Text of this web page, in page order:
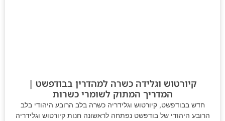
קיורטוש וגלידה כשרה למהדרין בבודפשט |
המדריך המתוק לשומרי כשרות
חדש בבודפשט, קיורטוש וגלידריה כשרה בלב הרובע היהודי בלב
הרובע היהודי של בודפשט נפתחה לראשונה חנות קיורטוש וגלידריה